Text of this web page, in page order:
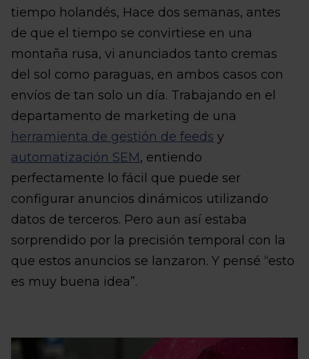
tiempo holandés, Hace dos semanas, antes
de que el tiempo se convirtiese en una
montaña rusa, vi anunciados tanto cremas
del sol como paraguas, en ambos casos con
envíos de tan solo un día. Trabajando en el
departamento de marketing de una
herramienta de gestión de feeds y
automatización SEM, entiendo
perfectamente lo fácil que puede ser
configurar anuncios dinámicos utilizando
datos de terceros. Pero aun así estaba
sorprendido por la precisión temporal con la
que estos anuncios se lanzaron. Y pensé “esto
es muy buena idea”.